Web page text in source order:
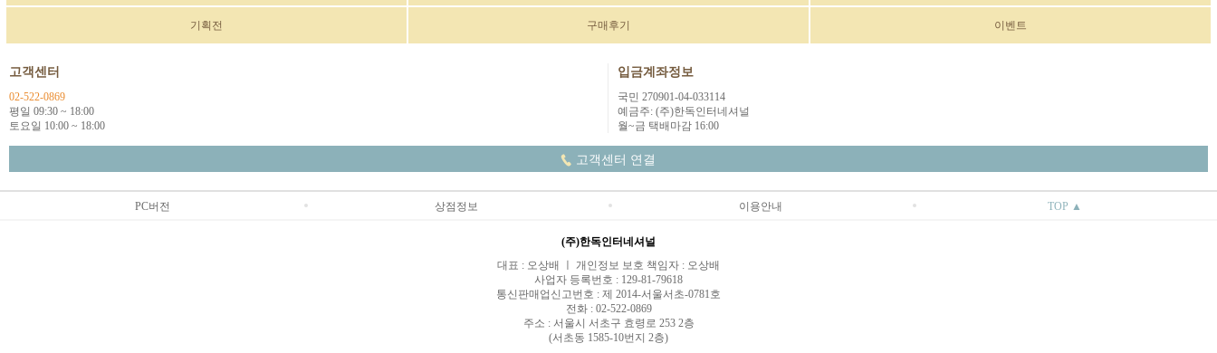
기획전 구매후기 이벤트
고객센터
02-522-0869
평일 09:30 ~ 18:00
토요일 10:00 ~ 18:00
입금계좌정보
국민 270901-04-033114
예금주: (주)한독인터네셔널
월~금 택배마감 16:00
고객센터 연결
PC버전 상점정보 이용안내 TOP ▲
(주)한독인터네셔널
대표 : 오상배 ㅣ 개인정보 보호 책임자 : 오상배
사업자 등록번호 : 129-81-79618
통신판매업신고번호 : 제 2014-서울서초-0781호
전화 : 02-522-0869
주소 : 서울시 서초구 효령로 253 2층
(서초동 1585-10번지 2층)